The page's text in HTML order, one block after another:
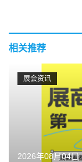
相关推荐
展会资讯
2026年08月04日